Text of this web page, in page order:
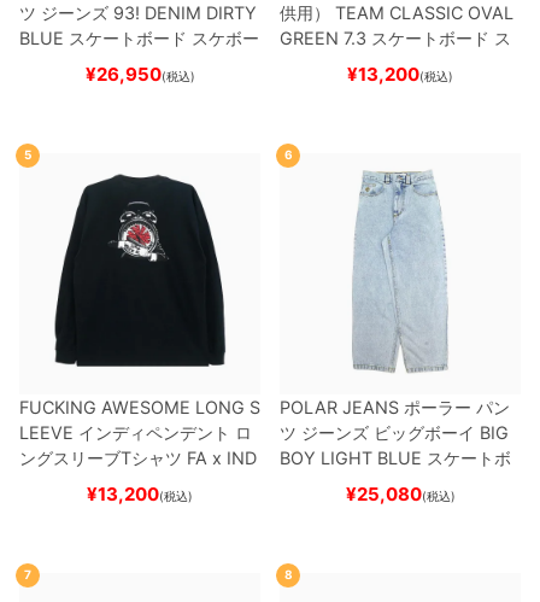
ツ ジーンズ 93! DENIM DIRTY
BLUE スケートボード スケボー
¥26,950(税込)
供用）
TEAM CLASSIC OVAL
GREEN 7.3 スケートボード ス
¥13,200(税込)
5
FUCKING AWESOME LONG S
LEEVE インディペンデント ロ
ングスリーブTシャツ FA x IND
EPENDENTHOSTAGE
スケートボード スケボー
¥13,200(税込)
6
POLAR JEANS ポーラー パン
ツ ジーンズ ビッグボーイ BIG
BOY LIGHT BLUE スケートボ
ード スケボー
¥25,080(税込)
7 8